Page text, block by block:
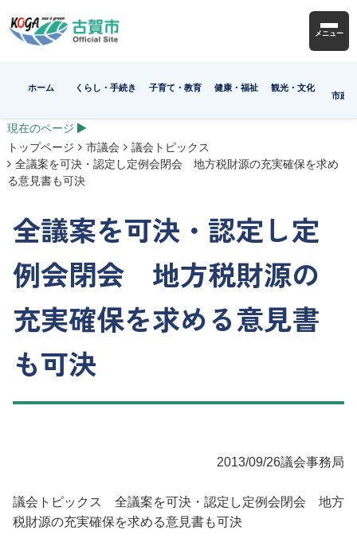
メニュー
ホーム くらし・手続き 子育て・教育 健康・福祉
観光・文化
市政
現在のページ
トップページ
市議会
議会トピックス
全議案を可決・認定し定例会閉会 地方税財源の充実確保を求め
る意見書も可決
全議案を可決・認定し定
例会閉会 地方税財源の
充実確保を求める意見書
も可決
2013/09/26議会事務局
議会トピックス 全議案を可決・認定し定例会閉会 地方
税財源の充実確保を求める意見書も可決